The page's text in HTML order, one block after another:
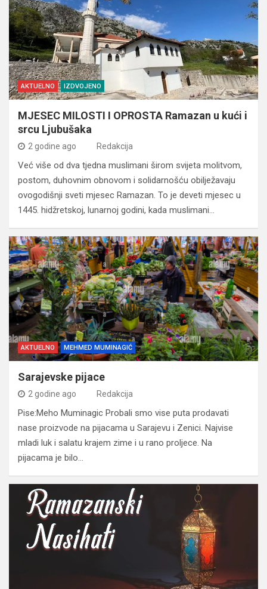
AKTUELNO IZDVOJENO
MJESEC MILOSTI I OPROSTA Ramazan u kući i
srcu Ljubušaka
2 godine ago Redakcija
Već više od dva tjedna muslimani širom svijeta molitvom,
postom, duhovnim obnovom i solidarnošću obilježavaju
ovogodišnji sveti mjesec Ramazan. To je deveti mjesec u
1445. hidžretskoj, lunarnoj godini, kada muslimani…
AKTUELNO MEHMED MUMINAGIĆ
Sarajevske pijace
2 godine ago Redakcija
Pise:Meho Muminagic Probali smo vise puta prodavati
nase proizvode na pijacama u Sarajevu i Zenici. Najvise
mladi luk i salatu krajem zime i u rano proljece. Na
pijacama je bilo…